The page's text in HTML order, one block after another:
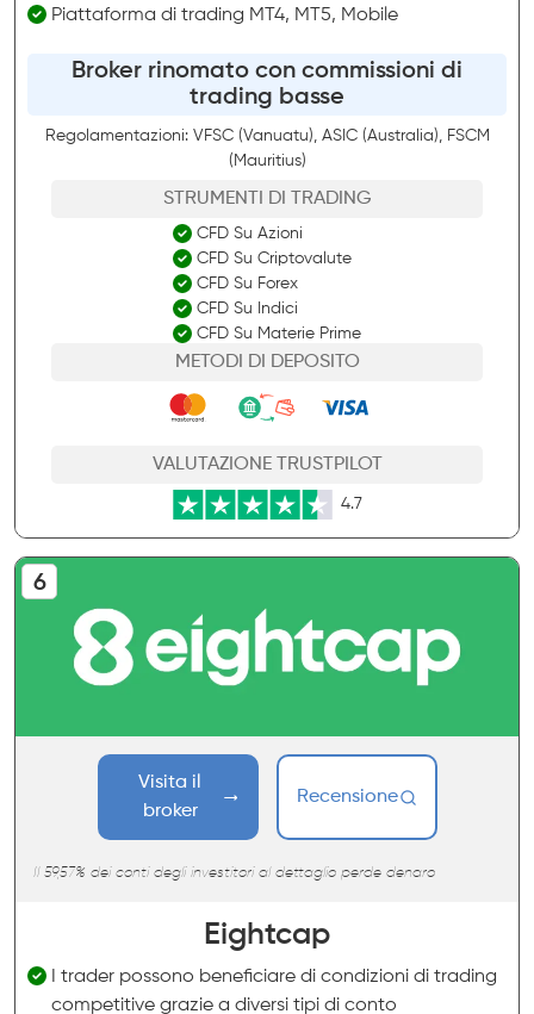
Piattaforma di trading MT4, MT5, Mobile
Broker rinomato con commissioni di
trading basse
Regolamentazioni: VFSC (Vanuatu), ASIC (Australia), FSCM
(Mauritius)
STRUMENTI DI TRADING
CFD Su Azioni
CFD Su Criptovalute
CFD Su Forex
CFD Su Indici
CFD Su Materie Prime
METODI DI DEPOSITO
VALUTAZIONE TRUSTPILOT
4.7
Visita il
broker
Recensione
Il 59,57% dei conti degli investitori al dettaglio perde denaro
Eightcap
I trader possono beneficiare di condizioni di trading
competitive grazie a diversi tipi di conto